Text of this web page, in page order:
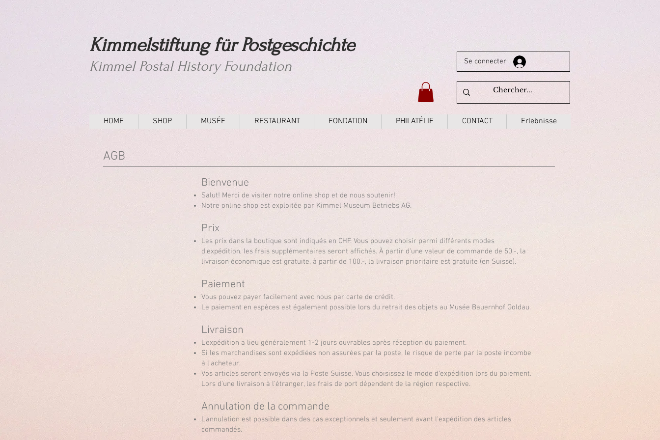
Kimmelstiftung für Postgeschichte
Kimmel Postal History Foundation Se connecter
HOME SHOP MUSÉE RESTAURANT FONDATION PHILATÉLIE CONTACT Erlebnisse
AGB
Bienvenue
Salut! Merci de visiter notre online shop et de nous soutenir!
Notre online shop est exploitée par Kimmel Museum Betriebs AG.
Prix
Les prix dans la boutique sont indiqués en CHF. Vous pouvez choisir parmi différents modes
d'expédition, les frais supplémentaires seront affichés. À partir d'une valeur de commande de 50.-, la
livraison économique est gratuite, à partir de 100.-, la livraison prioritaire est gratuite (en Suisse).
Paiement
Vous pouvez payer facilement avec nous par carte de crédit.
Le paiement en espèces est également possible lors du retrait des objets au Musée Bauernhof Goldau.
Livraison
L'expédition a lieu généralement 1-2 jours ouvrables après réception du paiement.
Si les marchandises sont expédiées non assurées par la poste, le risque de perte par la poste incombe
à l'acheteur.
Vos articles seront envoyés via la Poste Suisse. Vous choisissez le mode d'expédition lors du paiement.
Lors d'une livraison à l'étranger, les frais de port dépendent de la région respective.
Annulation de la commande
L'annulation est possible dans des cas exceptionnels et seulement avant l'expédition des articles
commandés.